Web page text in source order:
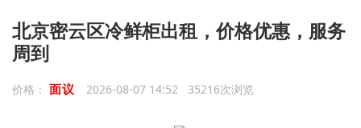
北京密云区冷鲜柜出租，价格优惠，服务
周到
价格： 面议 2026-08-07 14:52 35216次浏览